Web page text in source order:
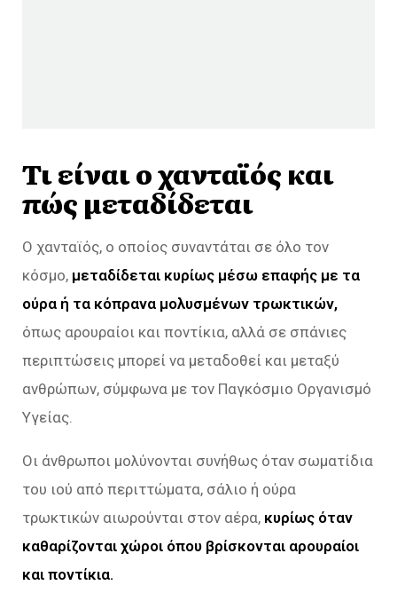
Τι είναι ο χανταϊός και
πώς μεταδίδεται
Ο χανταϊός, ο οποίος συναντάται σε όλο τον
κόσμο, μεταδίδεται κυρίως μέσω επαφής με τα
ούρα ή τα κόπρανα μολυσμένων τρωκτικών,
όπως αρουραίοι και ποντίκια, αλλά σε σπάνιες
περιπτώσεις μπορεί να μεταδοθεί και μεταξύ
ανθρώπων, σύμφωνα με τον Παγκόσμιο Οργανισμό
Υγείας.
Οι άνθρωποι μολύνονται συνήθως όταν σωματίδια
του ιού από περιττώματα, σάλιο ή ούρα
τρωκτικών αιωρούνται στον αέρα, κυρίως όταν
καθαρίζονται χώροι όπου βρίσκονται αρουραίοι
και ποντίκια.